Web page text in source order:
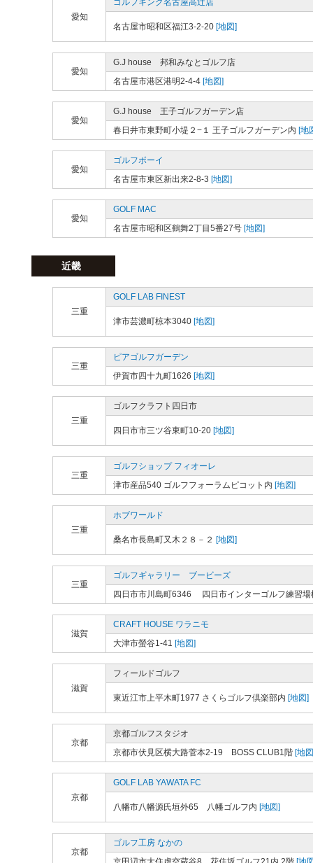
愛知
ゴルフキング名古屋高辻店
名古屋市昭和区福江3-2-20 [地図]
愛知
G.J house 邦和みなとゴルフ店
名古屋市港区港明2-4-4 [地図]
愛知
G.J house 王子ゴルフガーデン店
春日井市東野町小堤２−１ 王子ゴルフガーデン内 [地
愛知
ゴルフボーイ
名古屋市東区新出来2-8-3 [地図]
愛知
GOLF MAC
名古屋市昭和区鶴舞2丁目5番27号 [地図]
近畿
三重
GOLF LAB FINEST
津市芸濃町椋本3040 [地図]
三重
ピアゴルフガーデン
伊賀市四十九町1626 [地図]
三重
ゴルフクラフト四日市
四日市市三ツ谷東町10-20 [地図]
三重
ゴルフショップ フィオーレ
津市産品540 ゴルフフォーラムピコット内 [地図]
三重
ホブワールド
桑名市長島町又木２８－２ [地図]
三重
ゴルフギャラリー ブービーズ
四日市市川島町6346 四日市インターゴルフ練習場
滋賀
CRAFT HOUSE ワラニモ
大津市螢谷1-41 [地図]
滋賀
フィールドゴルフ
東近江市上平木町1977 さくらゴルフ倶楽部内 [地図]
京都
京都ゴルフスタジオ
京都市伏見区横大路菅本2-19 BOSS CLUB1階 [地
京都
GOLF LAB YAWATA FC
八幡市八幡源氏垣外65 八幡ゴルフ内 [地図]
京都
ゴルフ工房 なかの